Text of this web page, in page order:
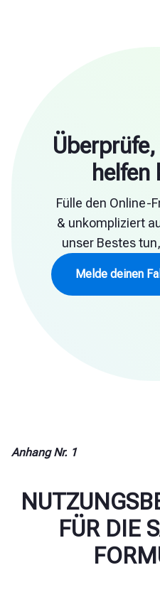
helfen
Fülle den Online-
& unkompliziert
unser Bestes
Melde deinen Fall
Anhang Nr. 1
FÜR DIE